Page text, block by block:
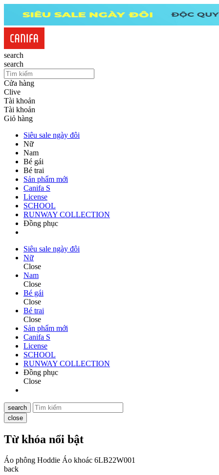
search
search
Cửa hàng
Clive
Tài khoản
Tài khoản
Giỏ hàng
Siêu sale ngày đôi
Nữ
Nam
Bé gái
Bé trai
Sản phẩm mới
Canifa S
License
SCHOOL
RUNWAY COLLECTION
Đồng phục
Siêu sale ngày đôi
Nữ
Close
Nam
Close
Bé gái
Close
Bé trai
Close
Sản phẩm mới
Canifa S
License
SCHOOL
RUNWAY COLLECTION
Đồng phục
Close
search
close
Từ khóa nổi bật
Áo phông Hoddie Áo khoác 6LB22W001
back